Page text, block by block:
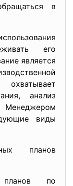
в
его
является
анализ
виды
планов
планов по